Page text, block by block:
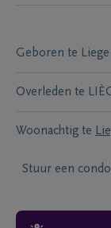
Geboren te Liege
Overleden te
Woonachtig te
Stuur een